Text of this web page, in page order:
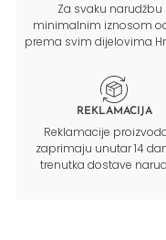
Za svaku narudžbu
minimalnim iznosom
prema svim dijelovima
REKLAMACIJA
Reklamacije
zaprimaju unutar 14
trenutka dostave